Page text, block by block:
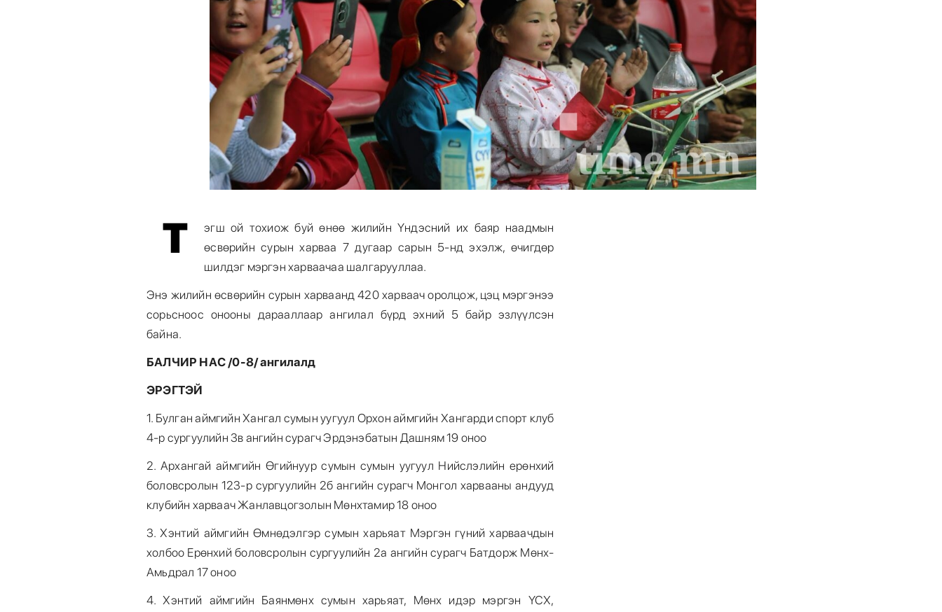
Т
эгш ой тохиож буй өнөө жилийн Үндэсний их баяр наадмын
өсвөрийн сурын харваа 7 дугаар сарын 5-нд эхэлж, өчигдөр
шилдэг мэргэн харваачаа шалгарууллаа.
Энэ жилийн өсвөрийн сурын харваанд 420 харваач оролцож, цэц мэргэнээ
сорьсноос онооны дарааллаар ангилал бүрд эхний 5 байр эзлүүлсэн
байна.
БАЛЧИР НАС /0-8/ ангилалд
ЭРЭГТЭЙ
1. Булган аймгийн Хангал сумын уугуул Орхон аймгийн Хангарди спорт клуб
4-р сургуулийн 3в ангийн сурагч Эрдэнэбатын Дашням 19 оноо
2. Архангай аймгийн Өгийнуур сумын сумын уугуул Нийслэлийн ерөнхий
боловсролын 123-р сургуулийн 2б ангийн сурагч Монгол харвааны андууд
клубийн харваач Жанлавцогзолын Мөнхтамир 18 оноо
3. Хэнтий аймгийн Өмнөдэлгэр сумын харьяат Мэргэн гүний харваачдын
холбоо Ерөнхий боловсролын сургуулийн 2а ангийн сурагч Батдорж Мөнх-
Амьдрал 17 оноо
4. Хэнтий аймгийн Баянмөнх сумын харьяат, Мөнх идэр мэргэн ҮСХ,